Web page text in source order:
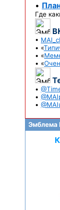
•
Где
•
• «
• «
• «
•
•
•
Эмблема